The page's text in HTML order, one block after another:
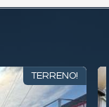
TERRENO!